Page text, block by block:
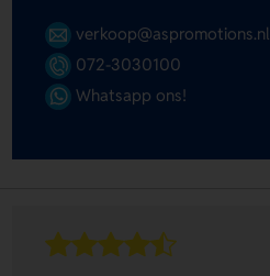
verkoop@aspromotions.nl
072-3030100
Whatsapp ons!